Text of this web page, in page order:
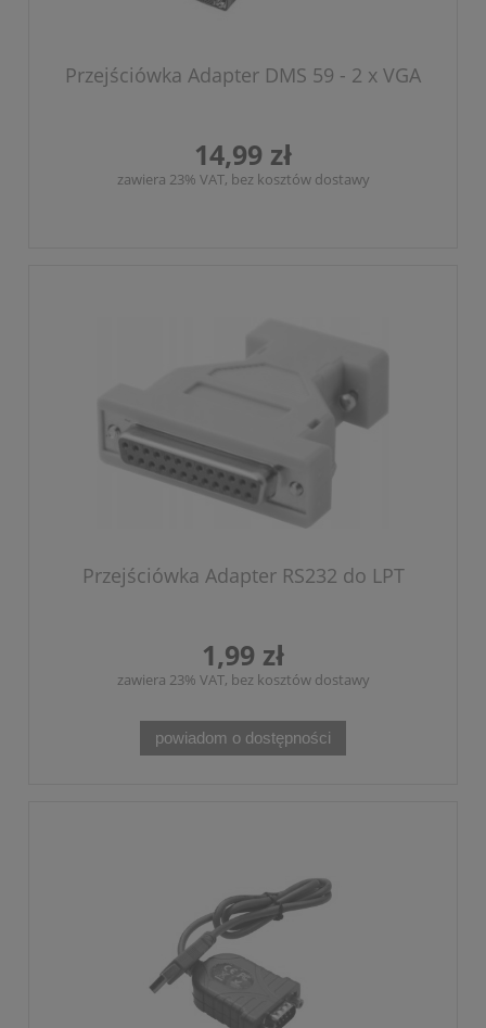
Przejściówka Adapter DMS 59 - 2 x VGA
14,99 zł
zawiera 23% VAT, bez kosztów dostawy
Przejściówka Adapter RS232 do LPT
1,99 zł
zawiera 23% VAT, bez kosztów dostawy
powiadom o dostępności